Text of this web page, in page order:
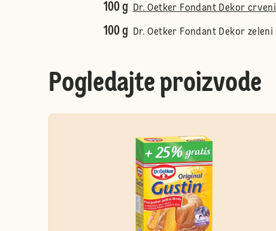
100 g Dr. Oetker Fondant Dekor crveni
100 g Dr. Oetker Fondant Dekor zeleni
Pogledajte proizvode